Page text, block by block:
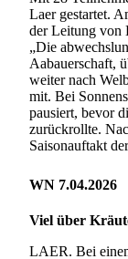
Laer gestartet.
der Leitung von
„Die
Aabauerschaft,
weiter nach
mit. Bei
pausiert, bevor
zurückrollte.
Saisonauftakt
WN 7.04.2026
Viel über
LAER. Bei